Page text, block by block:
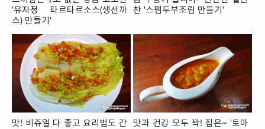
'유자청 타르타르소스(생선까
스) 만들기'
찬 '스팸두부조림 만들기'
맛! 비쥬얼 다 좋고 요리법도 간
맛과 건강 모두 꽉! 잡은~ '토마